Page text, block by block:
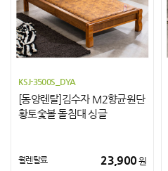
KSJ-3500S_DYA
[동양렌탈]김수자 M2향균원단
황토숯볼 돌침대 싱글
월렌탈료 23,900원